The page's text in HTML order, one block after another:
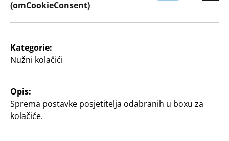
Zamatanje proslava i
poklona
200 x 70 cm, razni dizajni
0,38 €/m
dizajni, 80 g/m²
(omCookieConsent)
Kategorie:
Nužni kolačići
Opis:
Sprema postavke posjetitelja odabranih u boxu za
kolačiće.